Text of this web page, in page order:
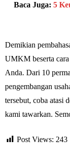
Baca Juga: 5
Demikian
UMKM beserta cara
Anda. Dari 10
pengembangan
tersebut, coba atasi
kami tawarkan.
Post Views: 243